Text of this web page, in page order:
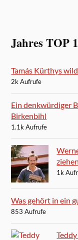
Jahres TOP
Tamás Kürthys
2k Aufrufe
Ein denkwürdiger
Birkenbihl
1.1k Aufrufe
ziehen
1k
Was gehört in ein
853 Aufrufe